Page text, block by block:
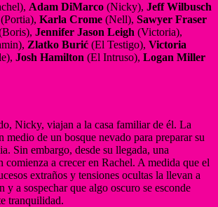
Adam DiMarco (Nicky), Jeff Wilbusch
(Portia), Karla Crome (Nell), Sawyer Fraser
Jennifer Jason Leigh (Victoria),
Zlatko Burić (El Testigo), Victoria
Josh Hamilton (El Intruso), Logan Miller
Nicky, viajan a la casa familiar de él. La
medio de un bosque nevado para preparar su
Sin embargo, desde su llegada, una
comienza a crecer en Rachel. A medida que el
extraños y tensiones ocultas la llevan a
y a sospechar que algo oscuro se esconde
tranquilidad.